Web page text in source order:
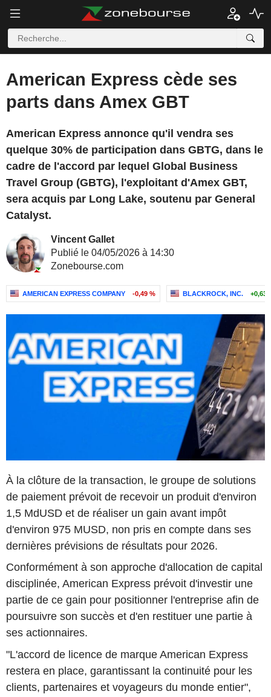
American Express cède ses
parts dans Amex GBT
American Express annonce qu'il vendra ses
quelque 30% de participation dans GBTG, dans le
cadre de l'accord par lequel Global Business
Travel Group (GBTG), l'exploitant d'Amex GBT,
sera acquis par Long Lake, soutenu par General
Catalyst.
Vincent Gallet
Publié le 04/05/2026 à 14:30
Zonebourse.com
AMERICAN EXPRESS COMPANY -0,49 % BLACKROCK, INC. +0,63
À la clôture de la transaction, le groupe de solutions
de paiement prévoit de recevoir un produit d'environ
1,5 MdUSD et de réaliser un gain avant impôt
d'environ 975 MUSD, non pris en compte dans ses
dernières prévisions de résultats pour 2026.
Conformément à son approche d'allocation de capital
disciplinée, American Express prévoit d'investir une
partie de ce gain pour positionner l'entreprise afin de
poursuivre son succès et d'en restituer une partie à
ses actionnaires.
"L'accord de licence de marque American Express
restera en place, garantissant la continuité pour les
clients, partenaires et voyageurs du monde entier",